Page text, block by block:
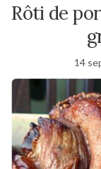
Rôti de
14